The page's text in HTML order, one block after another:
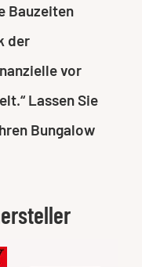
Bauzeiten
der
vor
Lassen Sie
Bungalow